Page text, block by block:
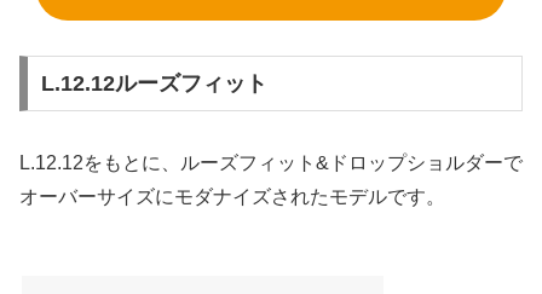
L.12.12ルーズフィット
L.12.12をもとに、ルーズフィット&ドロップショルダーで
オーバーサイズにモダナイズされたモデルです。